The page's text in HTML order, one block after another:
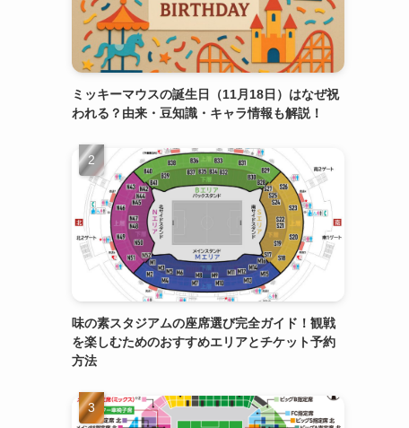
ミッキーマウスの誕生日（11月18日）はなぜ祝
われる？由来・豆知識・キャラ情報も解説！
味の素スタジアムの座席選び完全ガイド！観戦
を楽しむためのおすすめエリアとチケット予約
方法